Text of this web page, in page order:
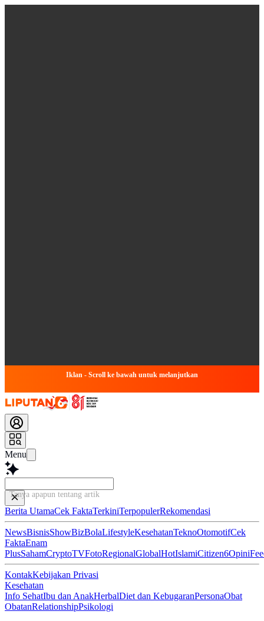
Iklan - Scroll ke bawah untuk melanjutkan
Menu
Tanya apapun tentang artikel ini...
Berita UtamaCek FaktaTerkiniTerpopulerRekomendasi
NewsBisnisShowBizBolaLifestyleKesehatanTeknoOtomotifCek
FaktaEnam
PlusSahamCryptoTVFotoRegionalGlobalHotIslamiCitizen6Opini
KontakKebijakan Privasi
Kesehatan
Info SehatIbu dan AnakHerbalDiet dan KebugaranPersonaObat
ObatanRelationshipPsikologi